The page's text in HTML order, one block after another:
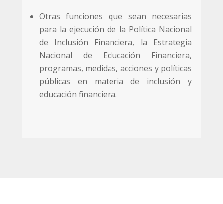
Otras funciones que sean necesarias
para la ejecución de la Política Nacional
de Inclusión Financiera, la Estrategia
Nacional de Educación Financiera,
programas, medidas, acciones y políticas
públicas en materia de inclusión y
educación financiera.